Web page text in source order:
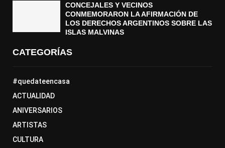
CONCEJALES Y VECINOS
CONMEMORARON LA AFIRMACIÓN DE
LOS DERECHOS ARGENTINOS SOBRE LAS
ISLAS MALVINAS
CATEGORÍAS
#quedateencasa
ACTUALIDAD
ANIVERSARIOS
ARTISTAS
CULTURA